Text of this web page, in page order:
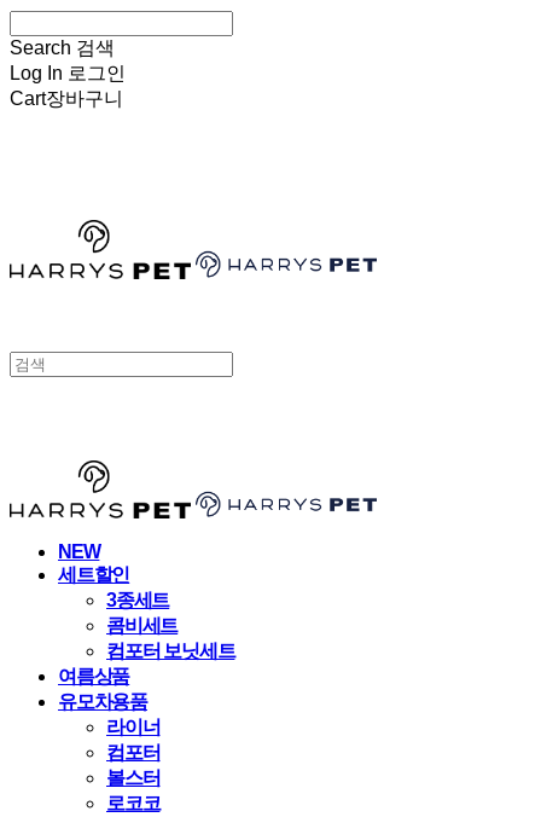
Search 검색
Log In 로그인
Cart장바구니
NEW
세트할인
3종세트
콤비세트
컴포터 보닛세트
여름상품
유모차용품
라이너
컴포터
볼스터
로코코